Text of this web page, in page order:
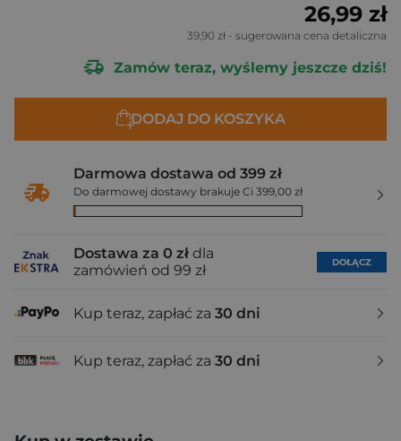
26,99 zł
39,90 zł - sugerowana cena detaliczna
Zamów teraz, wyślemy jeszcze dziś!
DODAJ DO KOSZYKA
Darmowa dostawa od 399 zł
Do darmowej dostawy brakuje Ci 399,00 zł
Dostawa za 0 zł dla
zamówień od 99 zł
DOŁĄCZ
Kup teraz, zapłać za 30 dni
Kup teraz, zapłać za 30 dni